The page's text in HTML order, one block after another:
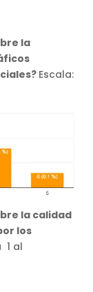
la
Escala:
la calidad
los
1 al